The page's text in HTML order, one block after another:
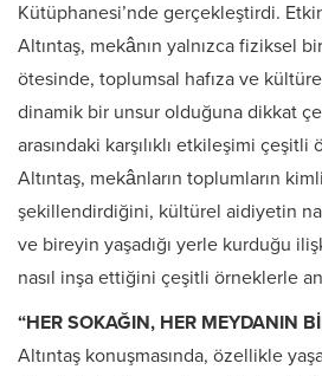
Kütüphanesi’nde gerçekleştirdi.
Altıntaş, mekânın yalnızca fiziksel
ötesinde, toplumsal hafıza ve
dinamik bir unsur olduğuna dikkat
arasındaki karşılıklı etkileşimi çeşitli
Altıntaş, mekânların toplumların
şekillendirdiğini, kültürel aidiyetin
ve bireyin yaşadığı yerle kurduğu
nasıl inşa ettiğini çeşitli örneklerle
“HER SOKAĞIN, HER MEYDANIN
Altıntaş konuşmasında, özellikle